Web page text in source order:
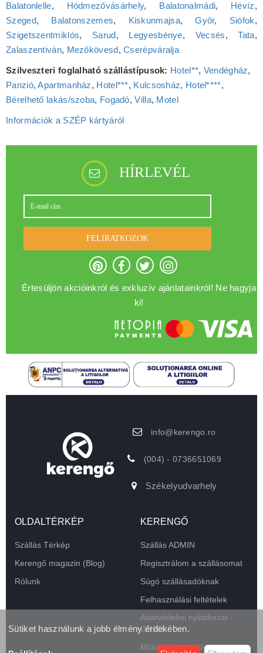
Balatonlelle, Hódmezővásárhely, Balatonalmádi, Hévíz,
Szeged, Balatonszemes, Kiskunmajsa,Győr, Siófok,
Szigetszentmiklós, Sarud, Legyesbénye, Vecsés,Tata,
Zalaszentiván, Mezőkövesd,Cserépváralja
Szilveszteri foglalható szállástípusok: Hotel**, Vendégház,
Panzió,Apartmanház, Hotel***, Kulcsosház, Hotel****,
Bérelhető lakás/szoba, Fogadó,Villa, Motel
Információk a SZÉP kártyáról
HÍRLEVÉL
FELIRATKOZOK
Értesüljön akcióinkról és exkluzív ajánlatainkról! Ne hagyja
ki!
info@kerengo.ro
(004) - 0736651069
Székelyudvarhely
OLDALTÉRKÉP
Szállás Térkép
Kerengő magazin (Blog)
Rólunk
KERENGŐ
Szállás ADMIN
Regisztrálom a szállásomat
Súgó szállásadóknak
Felhasználási feltételek
Adatvédelmi nyilatkozat -
GDPR
Működési szabályzat
Sütiket használunk a jobb élmény érdekében.